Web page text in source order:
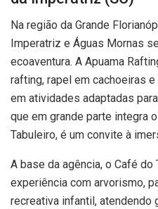
Na região da Grande
Imperatriz e Águas Mornas
ecoaventura. A Apuama
rafting, rapel em cachoeiras
em atividades adaptadas
que em grande parte integra
Tabuleiro, é um convite à
A base da agência, o Café
experiência com arvorismo,
recreativa infantil, atendendo